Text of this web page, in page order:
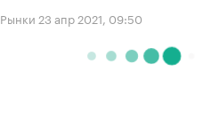
Рынки 23 апр 2021, 09:50